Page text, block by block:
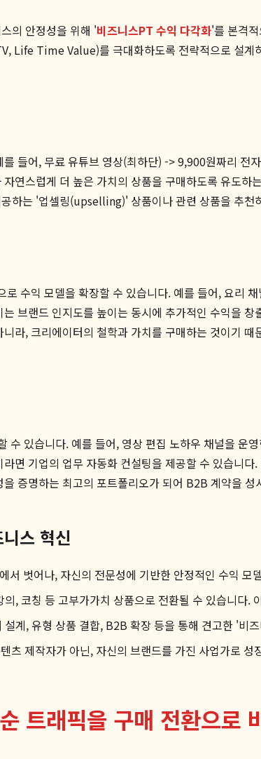
의 안정성을 위해 '비즈니스PT 수익 다각화'를 본격
Life Time Value)를 극대화하도록 전략적으로 설
들어, 무료 유튜브 영상(최하단) -> 9,900원짜리
연스럽게 더 높은 가치의 상품을 구매하도록 유도
하는 '업셀링(upselling)' 상품이나 관련 상품을 추
수익 모델을 확장할 수 있습니다. 예를 들어, 요리
브랜드 인지도를 높이는 동시에 추가적인 수익을
라, 크리에이터의 철학과 가치를 구매하는 것이기 때
있습니다. 예를 들어, 영상 편집 노하우 채널을 운
면 기업의 업무 자동화 컨설팅을 제공할 수 있습니
증명하는 최고의 포트폴리오가 되어 B2B 계약을
스 혁신
서 벗어나, 자신의 전문성에 기반한 안정적인 수익 모
, 코칭 등 고부가가치 상품으로 전환될 수 있습니다.
계, 유형 상품 결합, B2B 확장 등을 통해 견고한 '비
츠 제작자가 아닌, 자신의 브랜드를 가진 사업가로
트래픽을 구매 전환으로